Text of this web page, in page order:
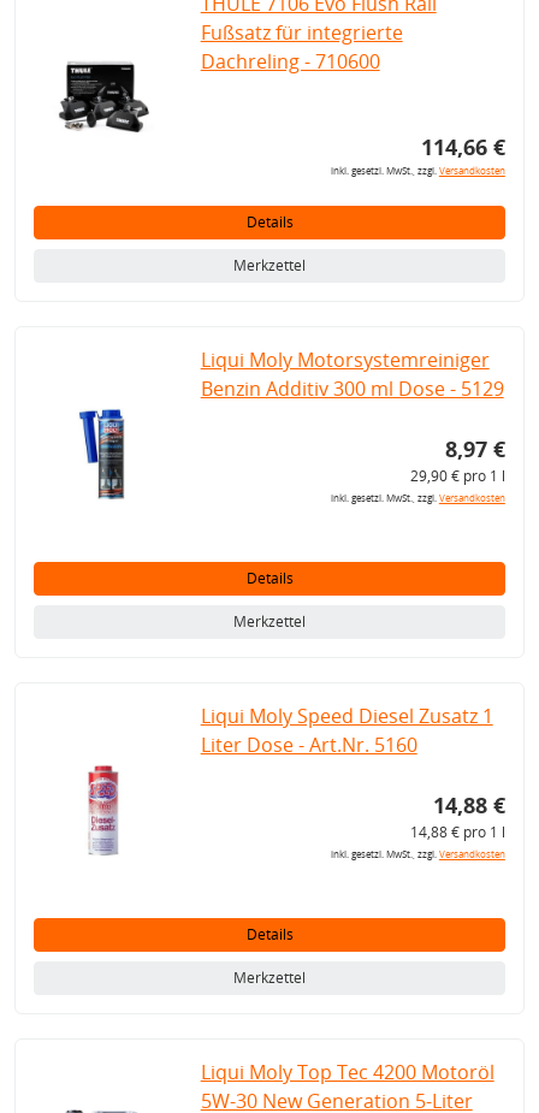
Fußsatz für integrierte
Dachreling - 710600
114,66 €
inkl. gesetzl. MwSt., zzgl.Versandkosten
Details
Merkzettel
Liqui Moly Motorsystemreiniger
Benzin Additiv 300 ml Dose - 5129
8,97 €
29,90 € pro 1 l
inkl. gesetzl. MwSt., zzgl.Versandkosten
Details
Merkzettel
Liqui Moly Speed Diesel Zusatz 1
Liter Dose - Art.Nr. 5160
14,88 €
14,88 € pro 1 l
inkl. gesetzl. MwSt., zzgl.Versandkosten
Details
Merkzettel
Liqui Moly Top Tec 4200 Motoröl
5W-30 New Generation 5-Liter